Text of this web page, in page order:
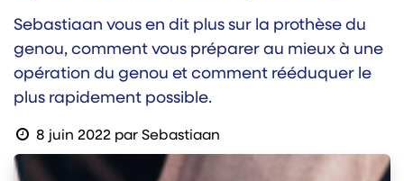
Sebastiaan vous en dit plus sur la prothèse du
genou, comment vous préparer au mieux à une
opération du genou et comment rééduquer le
plus rapidement possible.
8 juin 2022 par Sebastiaan